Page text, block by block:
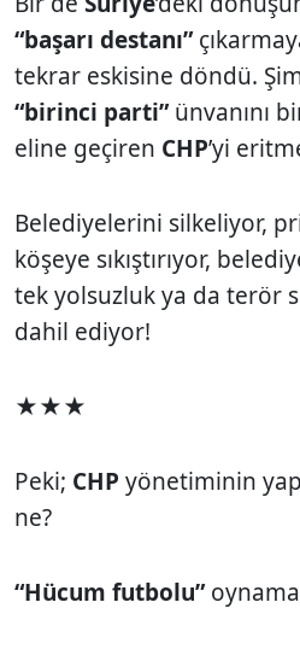
“başarı destanı”
tekrar eskisine döndü.
“birinci parti”ünvanını
eline geçiren CHP’yi
Belediyelerini silkeliyor,
köşeye sıkıştırıyor,
tek yolsuzluk ya da terör
dahil ediyor!
★★★
Peki; CHP yönetiminin
ne?
“Hücum futbolu”